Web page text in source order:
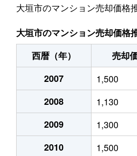
大垣市のマンション売却価格
大垣市のマンション売却価格
西暦（年）
売却
2007
1,500
2008
1,130
2009
1,300
2010
1,500